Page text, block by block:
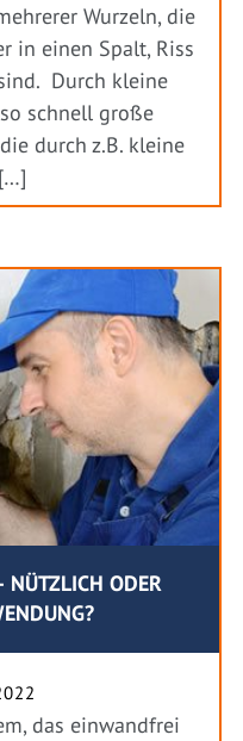
Wurzeln, die
in einen Spalt, Riss
Durch kleine
schnell große
durch z.B. kleine
NÜTZLICH ODER
das einwandfrei